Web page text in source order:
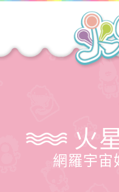
火
網羅宇宙